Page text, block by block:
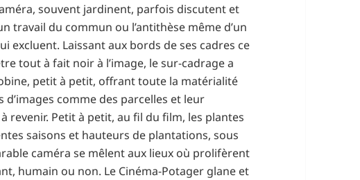
souvent jardinent, parfois discutent et
travail du commun ou l’antithèse même d’un
excluent. Laissant aux bords de ses cadres ce
tout à fait noir à l’image, le sur-cadrage a
petit à petit, offrant toute la matérialité
comme des parcelles et leur
revenir. Petit à petit, au fil du film, les plantes
saisons et hauteurs de plantations, sous
caméra se mêlent aux lieux où prolifèrent
humain ou non. Le Cinéma-Potager glane et